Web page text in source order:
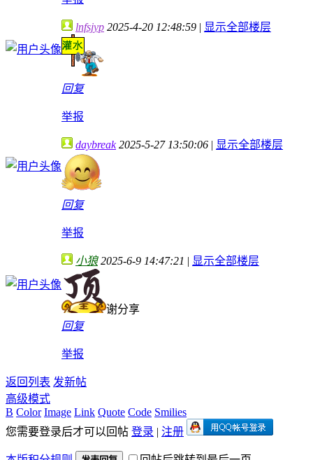
lnfsjyp 2025-4-20 12:48:59 | 显示全部楼层
回复
举报
daybreak2025-5-27 13:50:06 | 显示全部楼层
回复
举报
小狼2025-6-9 14:47:21 | 显示全部楼层
谢分享
回复
举报
返回列表 发新帖
高级模式
B Color Image Link Quote Code Smilies
您需要登录后才可以回帖 登录 | 注册